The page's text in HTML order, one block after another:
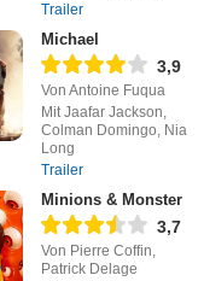
Trailer
Michael
3,9
Von Antoine Fuqua
Mit Jaafar Jackson,
Colman Domingo, Nia
Long
Trailer
Minions & Monster
3,7
Von Pierre Coffin,
Patrick Delage